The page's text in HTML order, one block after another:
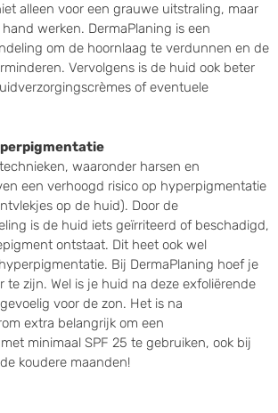
alleen voor een grauwe uitstraling, maar
werken. DermaPlaning is een
om de hoornlaag te verdunnen en de
Vervolgens is de huid ook beter
of eventuele
waaronder harsen en
een verhoogd risico op hyperpigmentatie
op de huid). Door de
is de huid iets geïrriteerd of beschadigd,
ontstaat. Dit heet ook wel
Bij DermaPlaning hoef je
te zijn. Wel is je huid na deze exfoliërende
voor de zon. Het is na
extra belangrijk om een
minimaal SPF 25 te gebruiken, ook bij
koudere maanden!